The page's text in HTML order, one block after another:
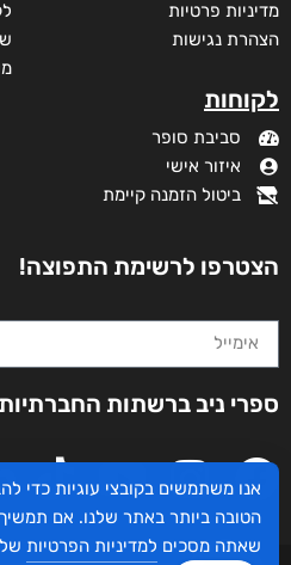
מדיניות פרטיות
הצהרת נגישות
לקוחות
סביבת סופר
איזור אישי
ביטול הזמנה קיימת
הצטרפו לרשימת התפוצה!
ספרי ניב ברשתות החברתיות
אנו משתמשים בקובצי עוגיות כדי
הטובה ביותר באתר שלנו. אם
שאתה מסכים למדיניות הפרטיות